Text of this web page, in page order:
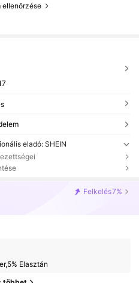
ellenőrzése
eladó: SHEIN
Felkelés7%
Elasztán